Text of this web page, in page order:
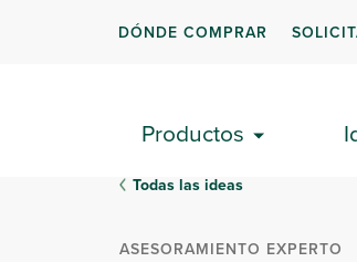
DÓNDE COMPRAR
Productos
Todas las ideas
ASESORAMIENTO EXPERTO